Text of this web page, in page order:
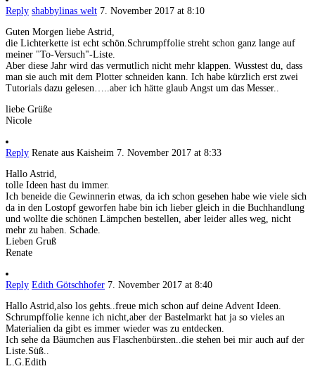
Reply shabbylinas welt 7. November 2017 at 8:10
Guten Morgen liebe Astrid,
die Lichterkette ist echt schön.Schrumpffolie streht schon ganz lange auf
meiner "To-Versuch"-Liste.
Aber diese Jahr wird das vermutlich nicht mehr klappen. Wusstest du, dass
man sie auch mit dem Plotter schneiden kann. Ich habe kürzlich erst zwei
Tutorials dazu gelesen…..aber ich hätte glaub Angst um das Messer..
liebe Grüße
Nicole
Reply Renate aus Kaisheim 7. November 2017 at 8:33
Hallo Astrid,
tolle Ideen hast du immer.
Ich beneide die Gewinnerin etwas, da ich schon gesehen habe wie viele sich
da in den Lostopf geworfen habe bin ich lieber gleich in die Buchhandlung
und wollte die schönen Lämpchen bestellen, aber leider alles weg, nicht
mehr zu haben. Schade.
Lieben Gruß
Renate
Reply Edith Götschhofer 7. November 2017 at 8:40
Hallo Astrid,also los gehts..freue mich schon auf deine Advent Ideen.
Schrumpffolie kenne ich nicht,aber der Bastelmarkt hat ja so vieles an
Materialien da gibt es immer wieder was zu entdecken.
Ich sehe da Bäumchen aus Flaschenbürsten..die stehen bei mir auch auf der
Liste.Süß..
L.G.Edith